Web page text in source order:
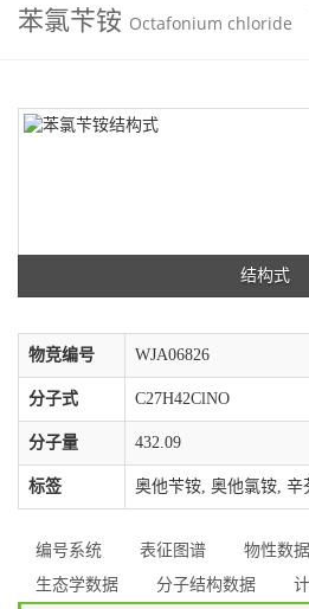
苯氯苄铵 Octafonium chloride
结构式
物竞编号 WJA06826
分子式 C27H42ClNO
分子量 432.09
标签 奥他苄铵, 奥他氯铵, 辛
编号系统 表征图谱 物性数据
生态学数据
分子结构数据